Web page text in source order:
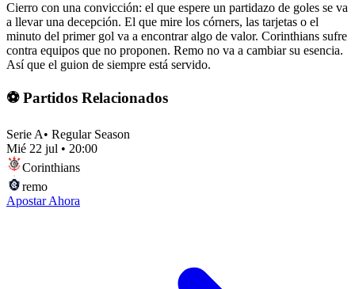
Cierro con una convicción: el que espere un partidazo de goles se va
a llevar una decepción. El que mire los córners, las tarjetas o el
minuto del primer gol va a encontrar algo de valor. Corinthians sufre
contra equipos que no proponen. Remo no va a cambiar su esencia.
Así que el guion de siempre está servido.
⚽ Partidos Relacionados
Serie A• Regular Season
Mié 22 jul • 20:00
Corinthians
remo
Apostar Ahora